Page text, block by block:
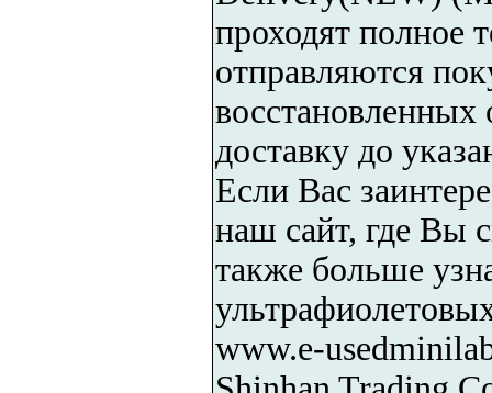
проходят полное
отправляются
доставку до
Если Вас
наш сайт, где Вы
также больше
www.e-